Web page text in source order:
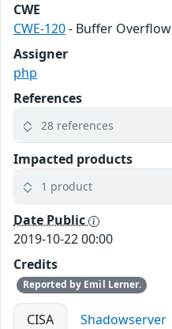
CWE
CWE-120- Buffer Overflow
Assigner
php
References
28 references
Impacted products
1 product
Date Public
2019-10-22 00:00
Credits
Reported by Emil Lerner.
CISA Shadowserver